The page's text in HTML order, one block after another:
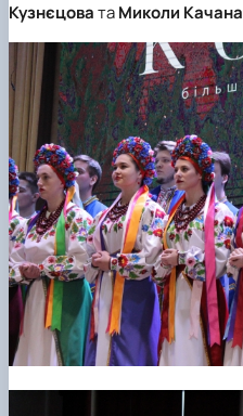
КузнєцоватаМиколи Качана